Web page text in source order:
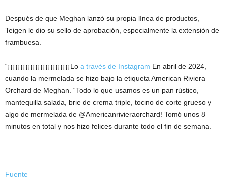
Después de que Meghan lanzó su propia línea de productos,
Teigen le dio su sello de aprobación, especialmente la extensión de
frambuesa.
“¡¡¡¡¡¡¡¡¡¡¡¡¡¡¡¡¡¡¡¡¡¡¡¡¡Lo a través de Instagram En abril de 2024,
cuando la mermelada se hizo bajo la etiqueta American Riviera
Orchard de Meghan. “Todo lo que usamos es un pan rústico,
mantequilla salada, brie de crema triple, tocino de corte grueso y
algo de mermelada de @Americanrivieraorchard! Tomó unos 8
minutos en total y nos hizo felices durante todo el fin de semana.
Fuente